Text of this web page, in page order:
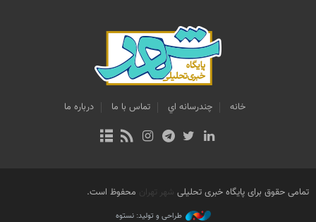
خانه چندرسانه اي تماس با ما درباره ما
تمامی حقوق برای پایگاه خبری تحلیلی شهر تهران محفوظ است.
طراحی و تولید: نستوه